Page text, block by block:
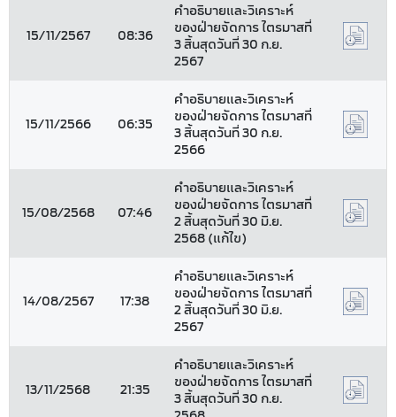
15/11/2567 08:36
คำอธิบายและวิเคราะห์
ของฝ่ายจัดการ ไตรมาสที่
3 สิ้นสุดวันที่ 30 ก.ย.
2567
15/11/2566 06:35
คำอธิบายและวิเคราะห์
ของฝ่ายจัดการ ไตรมาสที่
3 สิ้นสุดวันที่ 30 ก.ย.
2566
15/08/2568 07:46
คำอธิบายและวิเคราะห์
ของฝ่ายจัดการ ไตรมาสที่
2 สิ้นสุดวันที่ 30 มิ.ย.
2568 (แก้ไข)
14/08/2567 17:38
คำอธิบายและวิเคราะห์
ของฝ่ายจัดการ ไตรมาสที่
2 สิ้นสุดวันที่ 30 มิ.ย.
2567
13/11/2568 21:35
คำอธิบายและวิเคราะห์
ของฝ่ายจัดการ ไตรมาสที่
3 สิ้นสุดวันที่ 30 ก.ย.